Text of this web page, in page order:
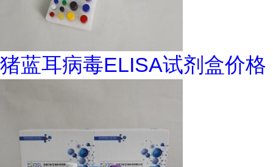
猪蓝耳病毒ELISA试剂盒价格